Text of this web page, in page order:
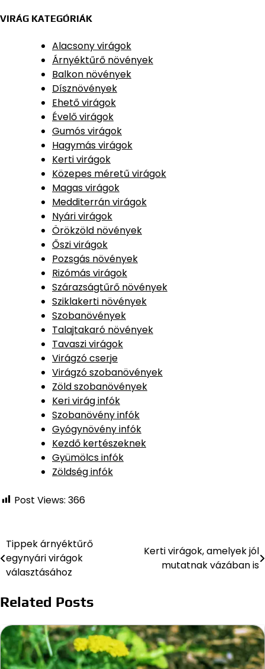
VIRÁG KATEGÓRIÁK
Alacsony virágok
Árnyéktűrő növények
Balkon növények
Dísznövények
Ehető virágok
Évelő virágok
Gumós virágok
Hagymás virágok
Kerti virágok
Közepes méretű virágok
Magas virágok
Medditerrán virágok
Nyári virágok
Örökzöld növények
Őszi virágok
Pozsgás növények
Rizómás virágok
Szárazságtűrő növények
Sziklakerti növények
Szobanövények
Talajtakaró növények
Tavaszi virágok
Virágzó cserje
Virágzó szobanövények
Zöld szobanövények
Keri virág infók
Szobanövény infók
Gyógynövény infók
Kezdő kertészeknek
Gyümölcs infók
Zöldség infók
Post Views: 366
Bejegyzés
navigáció
Tippek árnyéktűrő
egynyári virágok
választásához
Kerti virágok, amelyek jól
mutatnak vázában is
Related Posts